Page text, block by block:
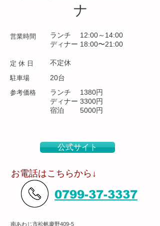
ナ
営業時間
ランチ 12:00～14:00
ディナー 18:00〜21:00
定 休 日
​駐車場
​参考価格
不定休
20台
ランチ 1380円
ディナー 3300円
​宿泊 5000円
公式サイト
​お電話はこちらから↓
0799-37-3337
南あわじ市松帆慶野409-5